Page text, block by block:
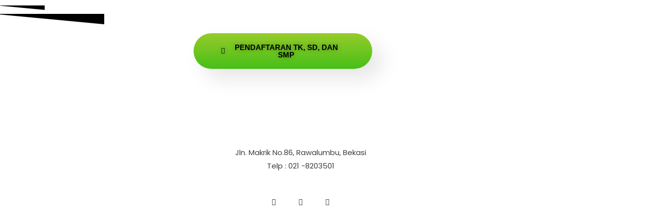
PENDAFTARAN TK, SD, DAN
SMP
Jln. Makrik No.86, Rawalumbu, Bekasi
Telp : 021 -8203501